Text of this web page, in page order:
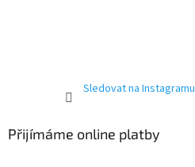
Sledovat na Instagramu
Přijímáme online platby